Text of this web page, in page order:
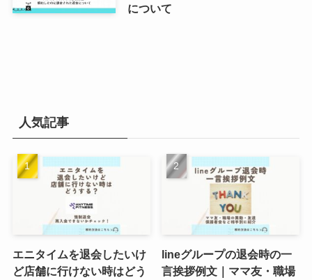
について
人気記事
エニタイムを退会したいけ
ど店舗に行けない時はどう
lineグループの退会時の一
言挨拶例文｜ママ友・職場